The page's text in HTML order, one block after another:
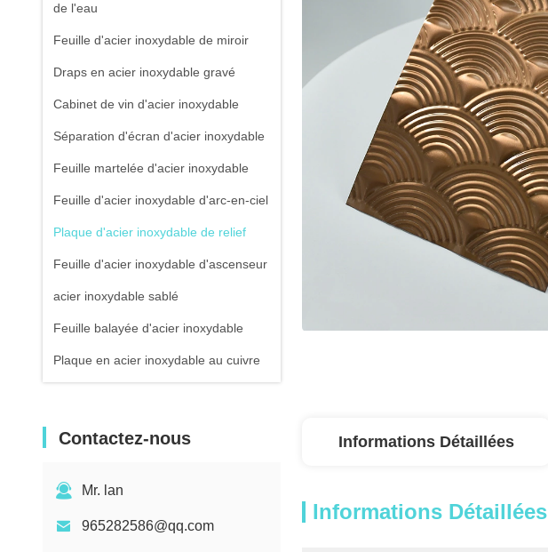
de l'eau
Feuille d'acier inoxydable de miroir
Draps en acier inoxydable gravé
Cabinet de vin d'acier inoxydable
Séparation d'écran d'acier inoxydable
Feuille martelée d'acier inoxydable
Feuille d'acier inoxydable d'arc-en-ciel
Plaque d'acier inoxydable de relief
Feuille d'acier inoxydable d'ascenseur
acier inoxydable sablé
Feuille balayée d'acier inoxydable
Plaque en acier inoxydable au cuivre
Contactez-nous
Mr. lan
965282586@qq.com
Informations Détaillées
Informations Détaillées